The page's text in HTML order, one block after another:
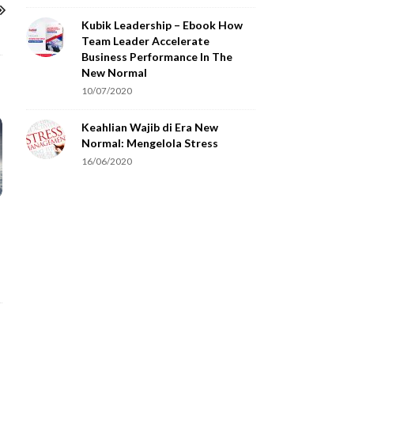
Kubik Leadership – Ebook How
Team Leader Accelerate
Business Performance In The
New Normal
10/07/2020
Keahlian Wajib di Era New
Normal: Mengelola Stress
16/06/2020